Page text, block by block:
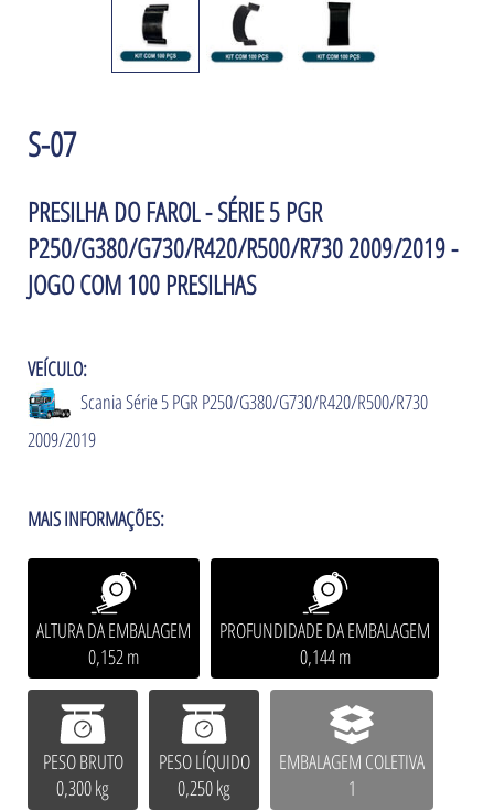
S-07
PRESILHA DO FAROL - SÉRIE 5 PGR
P250/G380/G730/R420/R500/R730 2009/2019 -
JOGO COM 100 PRESILHAS
VEÍCULO:
Scania Série 5 PGR P250/G380/G730/R420/R500/R730
2009/2019
MAIS INFORMAÇÕES:
ALTURA DA EMBALAGEM
0,152 m
PROFUNDIDADE DA EMBALAGEM
0,144 m
PESO BRUTO
0,300 kg
PESO LÍQUIDO
0,250 kg
EMBALAGEM COLETIVA
1